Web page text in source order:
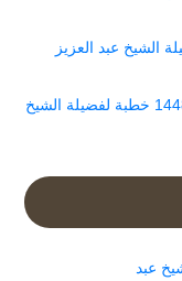
والدعاء 26 محرم 1448 لفضيلة الشيخ عبد العزيز
بعض الأمور الجالبة لغضب الجبار في 3 صفر 1448 خطبة لفضيلة الشيخ
عبد